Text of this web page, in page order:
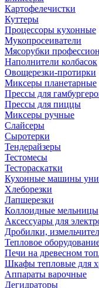
Картофелечистки
Куттеры
Процессоры кухонные
Мукопросеиватели
Мясорубки
Наполнители колбасок
Овощерезки-протирки
Миксеры планетарные
Прессы для
Прессы для пиццы
Миксеры ручные
Слайсеры
Сыротерки
Тендерайзеры
Тестомесы
Тестораскатки
Кухонные машины
Хлеборезки
Лапшерезки
Коллоидные мельницы
Аксессуары для
Дробилки,
Тепловое
Печи на древесном
Шкафы тепловые для
Аппараты варочные
Дегидраторы